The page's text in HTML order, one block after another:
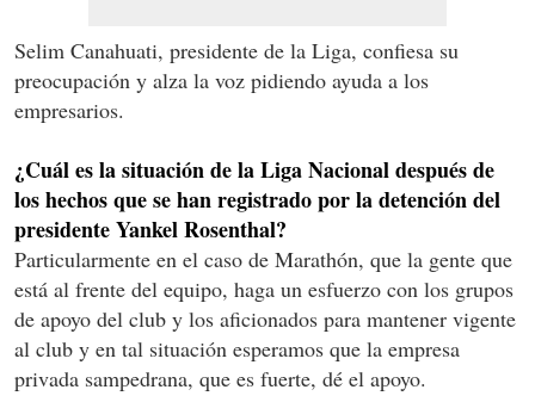
Selim Canahuati, presidente de la Liga, confiesa su
preocupación y alza la voz pidiendo ayuda a los
empresarios.
¿Cuál es la situación de la Liga Nacional después de
los hechos que se han registrado por la detención del
presidente Yankel Rosenthal?
Particularmente en el caso de Marathón, que la gente que
está al frente del equipo, haga un esfuerzo con los grupos
de apoyo del club y los aficionados para mantener vigente
al club y en tal situación esperamos que la empresa
privada sampedrana, que es fuerte, dé el apoyo.